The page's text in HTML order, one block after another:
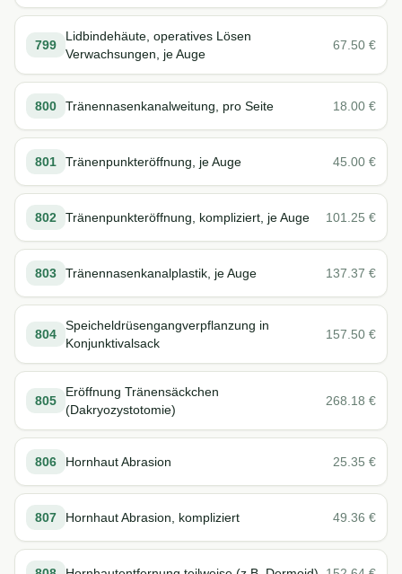
799
Lidbindehäute, operatives Lösen
Verwachsungen, je Auge
67.50 €
800 Tränennasenkanalweitung, pro Seite 18.00 €
801 Tränenpunkteröffnung, je Auge 45.00 €
802 Tränenpunkteröffnung, kompliziert, je Auge 101.25 €
803 Tränennasenkanalplastik, je Auge 137.37 €
804
Speicheldrüsengangverpflanzung in
Konjunktivalsack
157.50 €
805
Eröffnung Tränensäckchen
(Dakryozystotomie)
268.18 €
806 Hornhaut Abrasion 25.35 €
807 Hornhaut Abrasion, kompliziert 49.36 €